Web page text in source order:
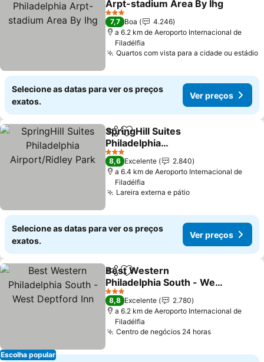
Arpt-stadium Area By Ihg
3 Estrelas
7,7 Boa
4.246
a 6.2 km de Aeroporto Internacional de
Filadélfia
Quartos com vista para a cidade ou estádio
Selecione as datas para ver os preços
exatos.
Ver preços
PartilharAdicionar aos favoritos
SpringHill Suites
Philadelphia
Airport/Ridley Park
3 Estrelas
8,6 Excelente
2.840
a 6.4 km de Aeroporto Internacional de
Filadélfia
Lareira externa e pátio
Selecione as datas para ver os preços
exatos.
Ver preços
Escolha popular
PartilharAdicionar aos favoritos
Best Western
Philadelphia South - West
Deptford Inn
3 Estrelas
8,8 Excelente
2.780
a 6.2 km de Aeroporto Internacional de
Filadélfia
Centro de negócios 24 horas